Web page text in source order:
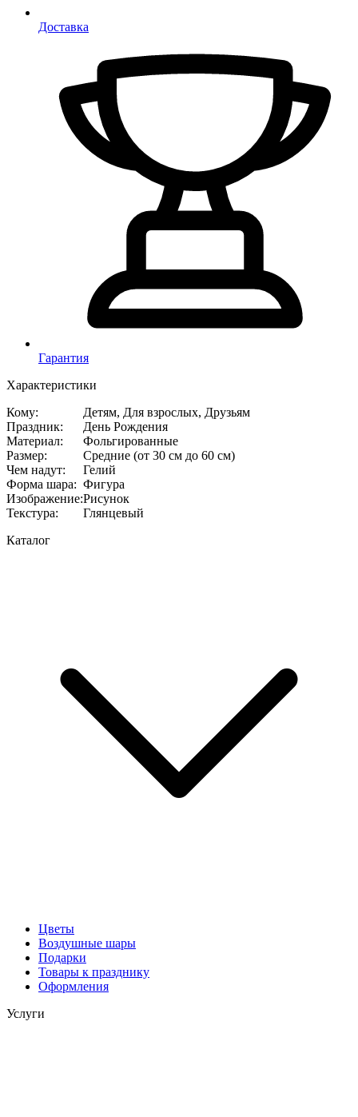
Доставка
Гарантия
Характеристики
Кому:
Детям, Для взрослых, Друзьям
Праздник:
День Рождения
Материал:
Фольгированные
Размер:
Средние (от 30 см до 60 см)
Чем надут:
Гелий
Форма шара: Фигура
Изображение:Рисунок
Текстура:
Глянцевый
Каталог
Цветы
Воздушные шары
Подарки
Товары к празднику
Оформления
Услуги